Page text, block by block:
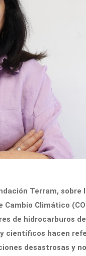
Terram, sobre
Climático
de hidrocarburos
científicos hacen
desastrosas y